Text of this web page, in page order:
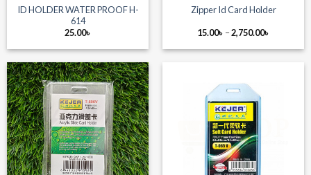
ID HOLDER WATER PROOF H-
614
25.00৳
Zipper Id Card Holder
15.00৳ –2,750.00৳
15.00৳